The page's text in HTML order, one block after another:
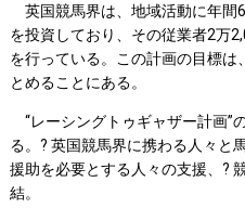
英国競馬界は、地域活動に年間
を投資しており、その従業者2万
を行っている。この計画の目標は
とめることにある。
“レーシングトゥギャザー計画”
る。? 英国競馬界に携わる人々と
援助を必要とする人々の支援、?
結。